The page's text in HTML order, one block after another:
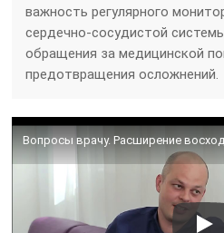
важность регулярного
сердечно-сосудистой
обращения за медицинской
предотвращения осложнений.
Вопросы врачу. Расширение